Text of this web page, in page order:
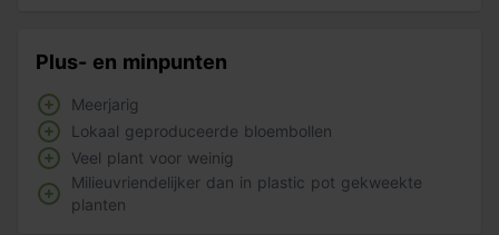
Plus- en minpunten
Meerjarig
Lokaal geproduceerde bloembollen
Veel plant voor weinig
Milieuvriendelijker dan in plastic pot gekweekte
planten